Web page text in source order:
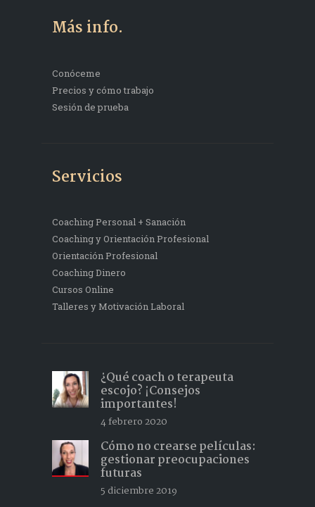
Más info.
Conóceme
Precios y cómo trabajo
Sesión de prueba
Servicios
Coaching Personal + Sanación
Coaching y Orientación Profesional
Orientación Profesional
Coaching Dinero
Cursos Online
Talleres y Motivación Laboral
¿Qué coach o terapeuta
escojo? ¡Consejos
importantes!
4 febrero 2020
Cómo no crearse películas:
gestionar preocupaciones
futuras
5 diciembre 2019